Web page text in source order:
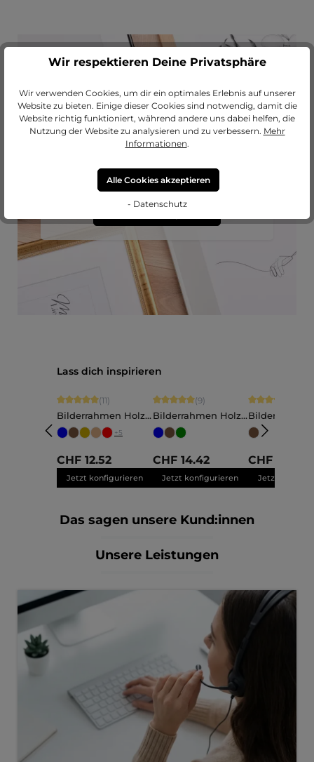
Passendes Passepartout?
MeinLieblingsrahmen.
Produktgalerie überspringen
Lass dich inspirieren
Durchschnittliche Bewertung von 5 von 5 Sternen
(11)
Bilderrahmen Holz
Ava
Maßanfertigung
+5
CHF 12.52
Jetzt konfigurieren
Durchschnittliche Bewertung von 5
(9)
Bilderrahmen Holz
Annelie
Maßanfertigung
CHF 14.42
Jetzt konfigurieren
Martha
CHF 12.43
Jetzt
Das sagen unsere Kund:innen
Unsere Leistungen
Wir respektieren Deine Privatsphäre
Wir verwenden Cookies, um dir ein optimales Erlebnis auf unserer
Website zu bieten. Einige dieser Cookies sind notwendig, damit die
Website richtig funktioniert, während andere uns dabei helfen, die
Nutzung der Website zu analysieren und zu verbessern. Mehr
Informationen.
Alle Cookies akzeptieren
- Datenschutz